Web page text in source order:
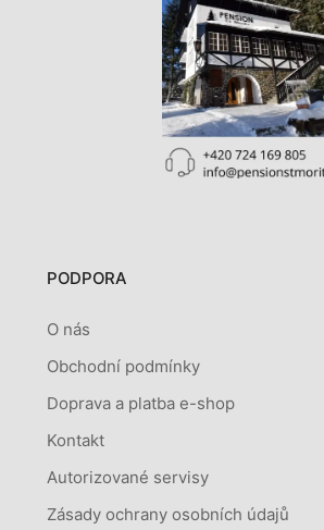
PODPORA
O nás
Obchodní podmínky
Doprava a platba e-shop
Kontakt
Autorizované servisy
Zásady ochrany osobních údajů